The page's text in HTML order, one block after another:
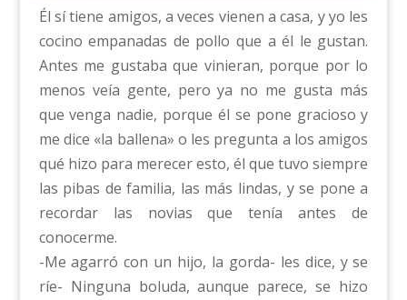
Él sí tiene amigos, a veces vienen a casa, y yo les
cocino empanadas de pollo que a él le gustan.
Antes me gustaba que vinieran, porque por lo
menos veía gente, pero ya no me gusta más
que venga nadie, porque él se pone gracioso y
me dice «la ballena» o les pregunta a los amigos
qué hizo para merecer esto, él que tuvo siempre
las pibas de familia, las más lindas, y se pone a
recordar las novias que tenía antes de
conocerme.
-Me agarró con un hijo, la gorda- les dice, y se
ríe- Ninguna boluda, aunque parece, se hizo